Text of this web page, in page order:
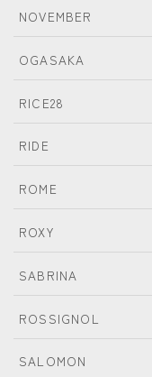
NOVEMBER
OGASAKA
RICE28
RIDE
ROME
ROXY
SABRINA
ROSSIGNOL
SALOMON